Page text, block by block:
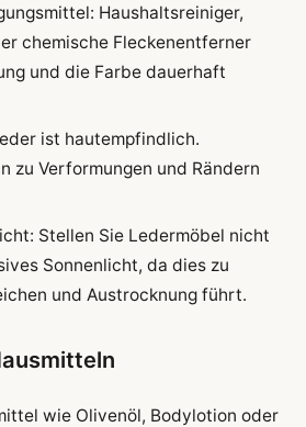
Haushaltsreiniger,
chemische Fleckenentferner
und die Farbe dauerhaft
ist hautempfindlich.
zu Verformungen und Rändern
Stellen Sie Ledermöbel nicht
Sonnenlicht, da dies zu
und Austrocknung führt.
wie Olivenöl, Bodylotion oder